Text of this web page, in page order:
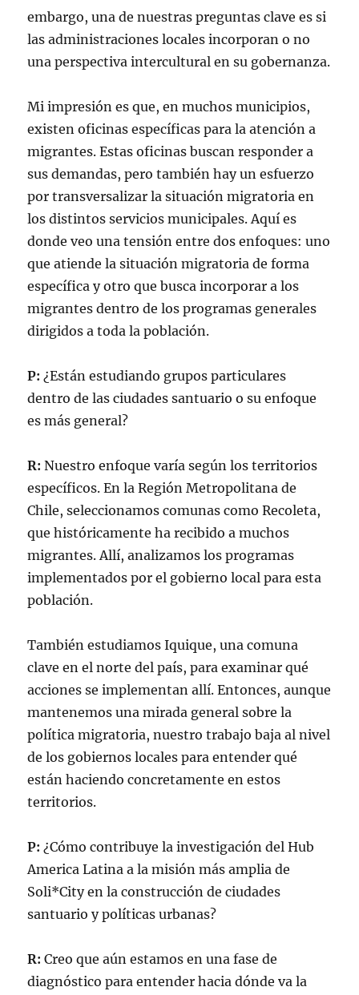
embargo, una de nuestras preguntas clave es si
las administraciones locales incorporan o no
una perspectiva intercultural en su gobernanza.
Mi impresión es que, en muchos municipios,
existen oficinas específicas para la atención a
migrantes. Estas oficinas buscan responder a
sus demandas, pero también hay un esfuerzo
por transversalizar la situación migratoria en
los distintos servicios municipales. Aquí es
donde veo una tensión entre dos enfoques: uno
que atiende la situación migratoria de forma
específica y otro que busca incorporar a los
migrantes dentro de los programas generales
dirigidos a toda la población.
P:¿Están estudiando grupos particulares
dentro de las ciudades santuario o su enfoque
es más general?
R:Nuestro enfoque varía según los territorios
específicos. En la Región Metropolitana de
Chile, seleccionamos comunas como Recoleta,
que históricamente ha recibido a muchos
migrantes. Allí, analizamos los programas
implementados por el gobierno local para esta
población.
También estudiamos Iquique, una comuna
clave en el norte del país, para examinar qué
acciones se implementan allí. Entonces, aunque
mantenemos una mirada general sobre la
política migratoria, nuestro trabajo baja al nivel
de los gobiernos locales para entender qué
están haciendo concretamente en estos
territorios.
P:¿Cómo contribuye la investigación del Hub
America Latina a la misión más amplia de
Soli*City en la construcción de ciudades
santuario y políticas urbanas?
R:Creo que aún estamos en una fase de
diagnóstico para entender hacia dónde va la